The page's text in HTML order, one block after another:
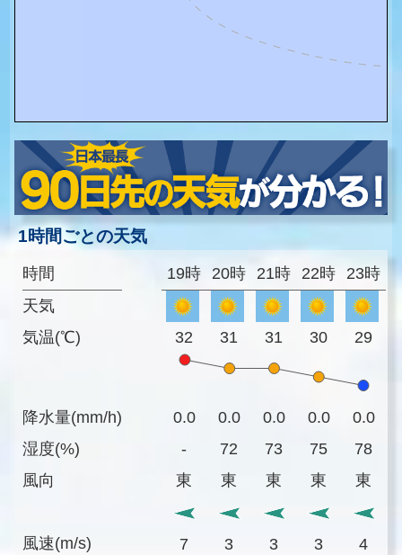
1時間ごとの天気
時間
天気
気温(℃)
降水量(mm/h)
湿度(%)
風向
風速(m/s)
19時 20時 21時 22時 23時
32 31 31 30 29
0.0 0.0 0.0 0.0
0.0
-
72 73 75
78
東
東 東 東 東
7 3 3 3 4